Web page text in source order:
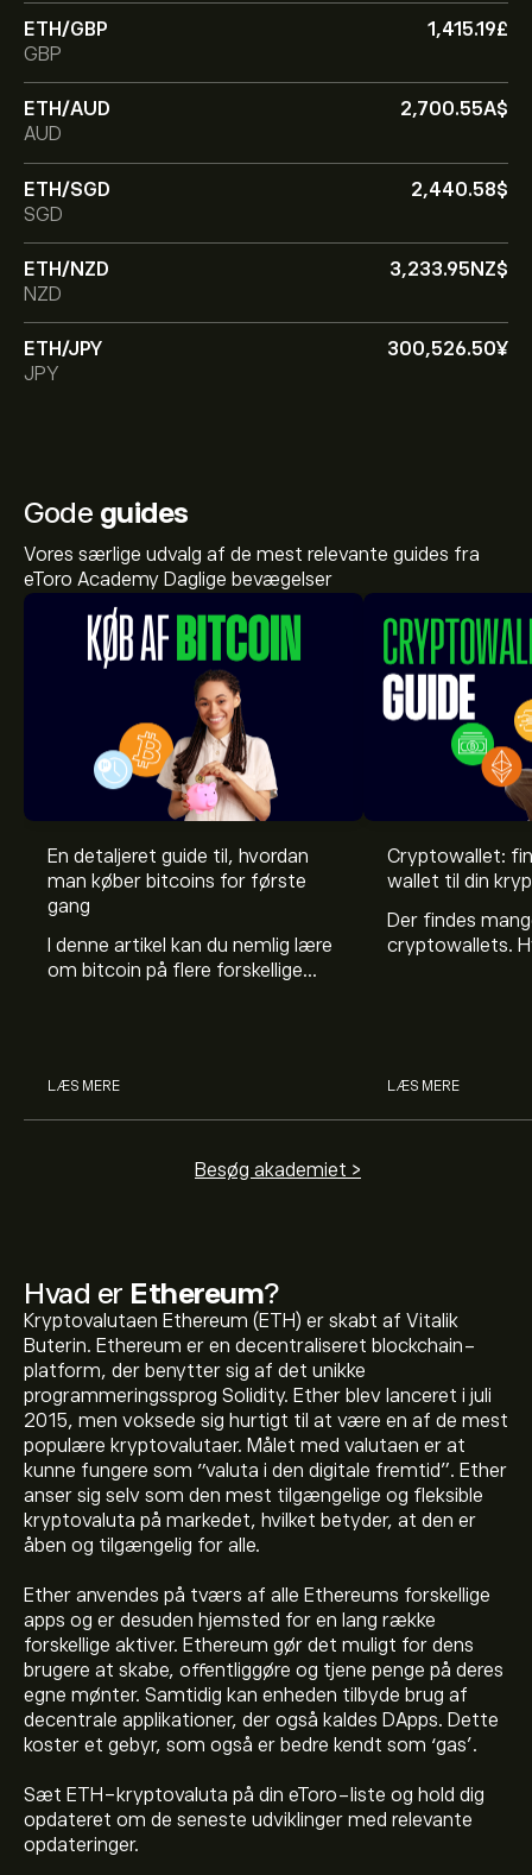
ETH/GBP
1,415.19‎£‎
GBP
ETH/AUD
2,700.55‎A$‎
AUD
ETH/SGD
2,440.58‎$‎
SGD
ETH/NZD
3,233.95‎NZ$‎
NZD
ETH/JPY
300,526.50‎¥‎
JPY
Hvad er Ethereum?
Kryptovalutaen Ethereum (ETH) er skabt af Vitalik
Buterin. Ethereum er en decentraliseret blockchain-
platform, der benytter sig af det unikke
programmeringssprog Solidity. Ether blev lanceret i juli
2015, men voksede sig hurtigt til at være en af de mest
populære kryptovalutaer. Målet med valutaen er at
kunne fungere som ”valuta i den digitale fremtid”. Ether
anser sig selv som den mest tilgængelige og fleksible
kryptovaluta på markedet, hvilket betyder, at den er
åben og tilgængelig for alle.
Ether anvendes på tværs af alle Ethereums forskellige
apps og er desuden hjemsted for en lang række
forskellige aktiver. Ethereum gør det muligt for dens
brugere at skabe, offentliggøre og tjene penge på deres
egne mønter. Samtidig kan enheden tilbyde brug af
decentrale applikationer, der også kaldes DApps. Dette
koster et gebyr, som også er bedre kendt som ‘gas’.
Sæt ETH-kryptovaluta på din eToro-liste og hold dig
opdateret om de seneste udviklinger med relevante
opdateringer.
Gode guides
Vores særlige udvalg af de mest relevante guides fra
eToro Academy Daglige bevægelser
En detaljeret guide til, hvordan
man køber bitcoins for første
gang
I denne artikel kan du nemlig lære
om bitcoin på flere forskellige
LÆS MERE
Cryptowallet:
wallet til din
Der findes
cryptowallets.
LÆS MERE
Besøg akademiet >
Den aktuelle pris på ETH er 1,906.6400‎$‎ USD
Markedsværdien af Ethereum er 229.89B‎$‎ USD
Ethereum har en 24-timers handelsvolumen på 9.7B